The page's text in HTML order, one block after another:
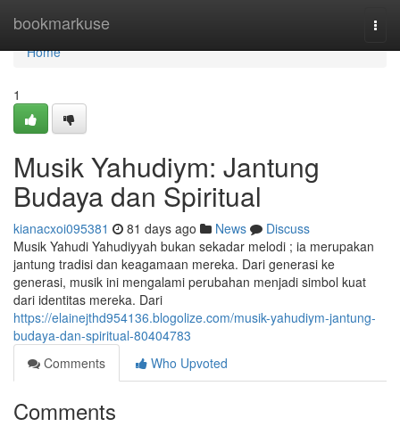
bookmarkuse
Home
Home
1
Musik Yahudiym: Jantung
Budaya dan Spiritual
kianacxoi095381 81 days ago News
Discuss
Musik Yahudi Yahudiyyah bukan sekadar melodi ; ia merupakan
jantung tradisi dan keagamaan mereka. Dari generasi ke
generasi, musik ini mengalami perubahan menjadi simbol kuat
dari identitas mereka. Dari
https://elainejthd954136.blogolize.com/musik-yahudiym-jantung-
budaya-dan-spiritual-80404783
Comments
Who Upvoted
Comments